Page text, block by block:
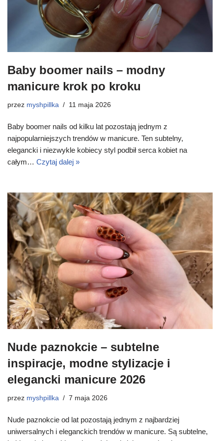
Baby boomer nails – modny
manicure krok po kroku
przez myshpillka 11 maja 2026
Baby boomer nails od kilku lat pozostają jednym z
najpopularniejszych trendów w manicure. Ten subtelny,
elegancki i niezwykle kobiecy styl podbił serca kobiet na
całym… Czytaj dalej »
Nude paznokcie – subtelne
inspiracje, modne stylizacje i
elegancki manicure 2026
przez myshpillka 7 maja 2026
Nude paznokcie od lat pozostają jednym z najbardziej
uniwersalnych i eleganckich trendów w manicure. Są subtelne,